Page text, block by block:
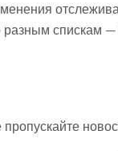
разным спискам